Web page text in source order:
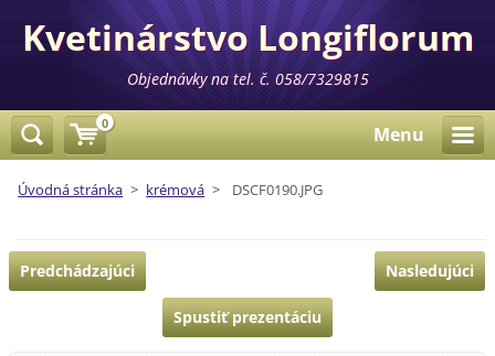
Kvetinárstvo Longiflorum
Objednávky na tel. č. 058/7329815
Menu
Úvodná stránka > krémová > DSCF0190.JPG
Predchádzajúci Nasledujúci
Spustiť prezentáciu
0